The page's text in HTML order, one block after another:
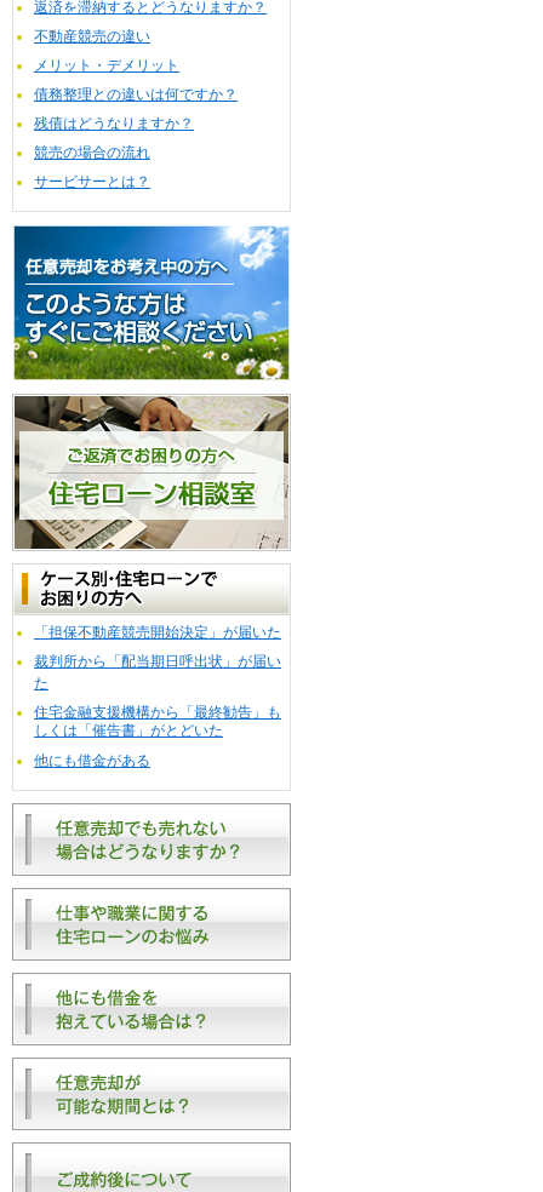
返済を滞納するとどうなりますか？
不動産競売の違い
メリット・デメリット
債務整理との違いは何ですか？
残債はどうなりますか？
競売の場合の流れ
サービサーとは？
「担保不動産競売開始決定」が届いた
裁判所から「配当期日呼出状」が届い
た
住宅金融支援機構から「最終勧告」も
しくは「催告書」がとどいた
他にも借金がある